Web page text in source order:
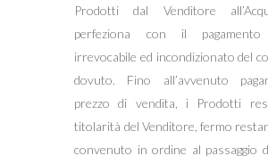
Prodotti dal Venditore
perfeziona con il pagamento
irrevocabile ed incondizionato del
dovuto. Fino all’avvenuto
prezzo di vendita, i Prodotti
titolarità del Venditore, fermo
convenuto in ordine al passaggio